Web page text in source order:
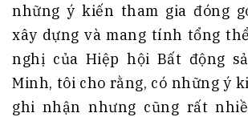
những ý kiến tham gia đóng
xây dựng và mang tính tổng
nghị của Hiệp hội Bất động
Minh, tôi cho rằng, có những ý
ghi nhận nhưng cũng rất